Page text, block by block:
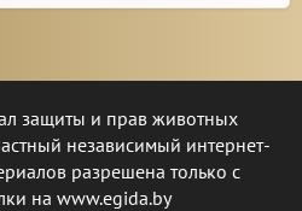
защиты и прав животных
независимый интернет-
разрешена только с
на www.egida.by